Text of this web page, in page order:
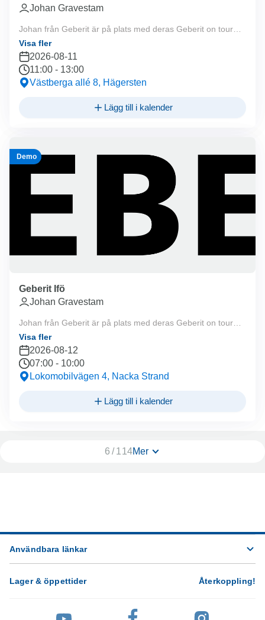
Johan Gravestam
Johan från Geberit är på plats med deras Geberit on tour
lastbil 11:00-13:00. Välkommen!
Visa fler
2026-08-11
11:00 - 13:00
Västberga allé 8, Hägersten
Lägg till i kalender
Demo
Geberit Ifö
Johan Gravestam
Johan från Geberit är på plats med deras Geberit on tour
lastbil 07:00-10:00. Välkommen!
Visa fler
2026-08-12
07:00 - 10:00
Lokomobilvägen 4, Nacka Strand
Lägg till i kalender
6 / 114Mer
Användbara länkar
Lager & öppettider Återkoppling!